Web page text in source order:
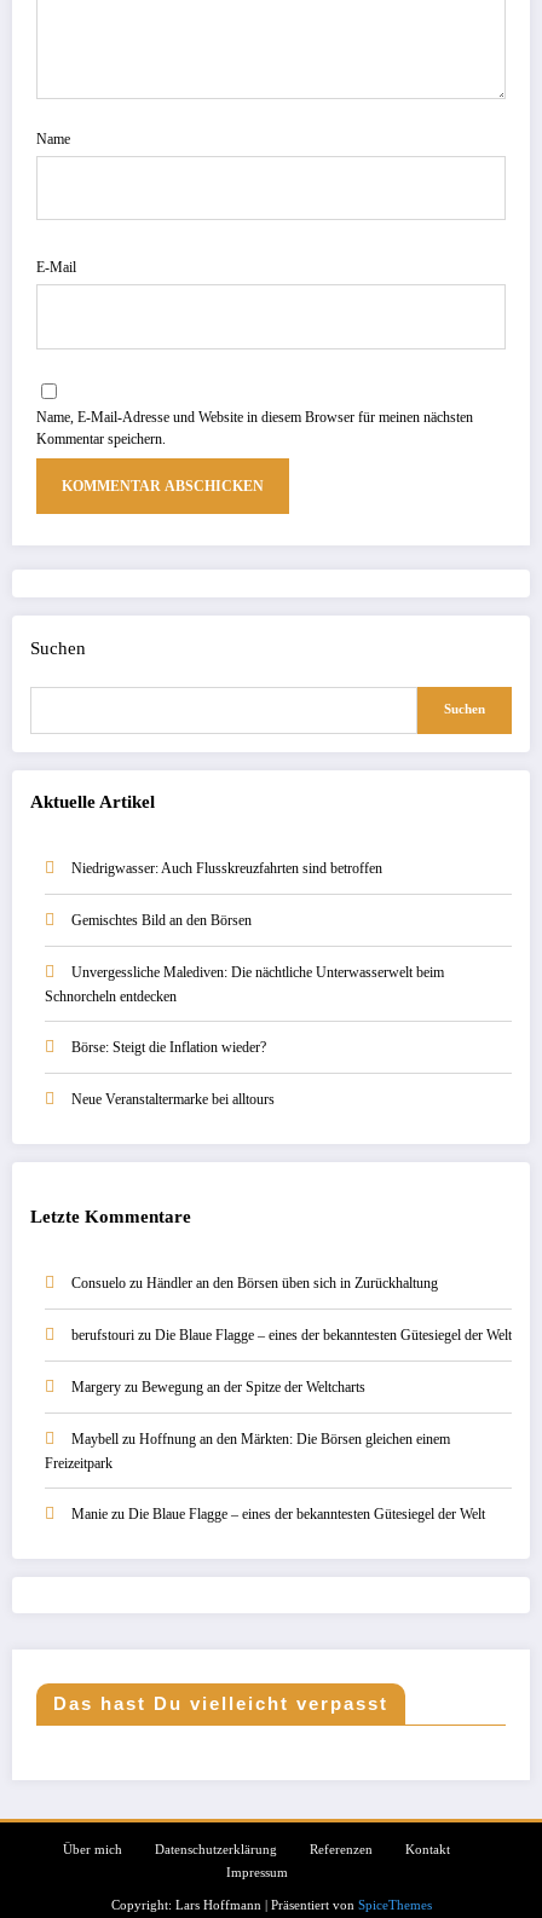
Name
E-Mail
Name, E-Mail-Adresse und Website in diesem Browser für meinen nächsten
Kommentar speichern.
Suchen
Suchen
Aktuelle Artikel
Niedrigwasser: Auch Flusskreuzfahrten sind betroffen
Gemischtes Bild an den Börsen
Unvergessliche Malediven: Die nächtliche Unterwasserwelt beim
Schnorcheln entdecken
Börse: Steigt die Inflation wieder?
Neue Veranstaltermarke bei alltours
Letzte Kommentare
Consuelo zu Händler an den Börsen üben sich in Zurückhaltung
berufstouri zu Die Blaue Flagge – eines der bekanntesten Gütesiegel der Welt
Margery zu Bewegung an der Spitze der Weltcharts
Maybell zu Hoffnung an den Märkten: Die Börsen gleichen einem
Freizeitpark
Manie zu Die Blaue Flagge – eines der bekanntesten Gütesiegel der Welt
Das hast Du vielleicht verpasst
Über mich Datenschutzerklärung Referenzen
Kontakt
Impressum
Copyright: Lars Hoffmann | Präsentiert von SpiceThemes